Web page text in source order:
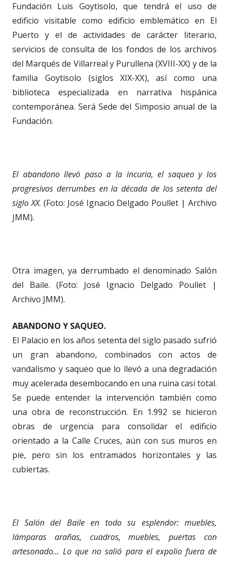
Fundación Luis Goytisolo, que tendrá el uso de
edificio visitable como edificio emblemático en El
Puerto y el de actividades de carácter literario,
servicios de consulta de los fondos de los archivos
del Marqués de Villarreal y Purullena (XVIII-XX) y de la
familia Goytisolo (siglos XIX-XX), así como una
biblioteca especializada en narrativa hispánica
contemporánea. Será Sede del Simposio anual de la
Fundación.
El abandono llevó paso a la incuria, el saqueo y los
progresivos derrumbes en la década de los setenta del
siglo XX. (Foto: José Ignacio Delgado Poullet | Archivo
JMM).
Otra imagen, ya derrumbado el denominado Salón
del Baile. (Foto: José Ignacio Delgado Poullet |
Archivo JMM).
ABANDONO Y SAQUEO.
El Palacio en los años setenta del siglo pasado sufrió
un gran abandono, combinados con actos de
vandalismo y saqueo que lo llevó a una degradación
muy acelerada desembocando en una ruina casi total.
Se puede entender la intervención también como
una obra de reconstrucción. En 1.992 se hicieron
obras de urgencia para consolidar el edificio
orientado a la Calle Cruces, aún con sus muros en
pie, pero sin los entramados horizontales y las
cubiertas.
El Salón del Baile en todo su esplendor: muebles,
lámparas arañas, cuadros, muebles, puertas con
artesonado... Lo que no salió para el expolio fuera de